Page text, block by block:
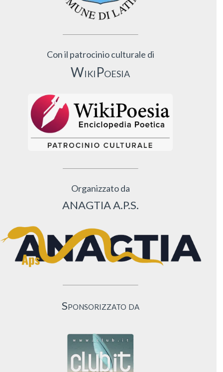
Con il patrocinio culturale di
WikiPoesia
Organizzato da
ANAGTIA A.P.S.
Sponsorizzato da